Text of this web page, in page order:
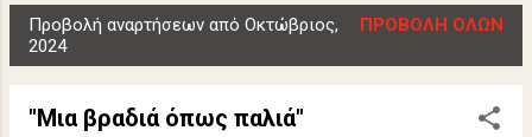
ΠΟΛΙΤΙΣΜΟΣ
ν
Προβολή αναρτήσεων από Οκτώβριος,
2024
ΠΡΟΒΟΛΉ ΌΛΩΝ
"Μια βραδιά όπως παλιά"